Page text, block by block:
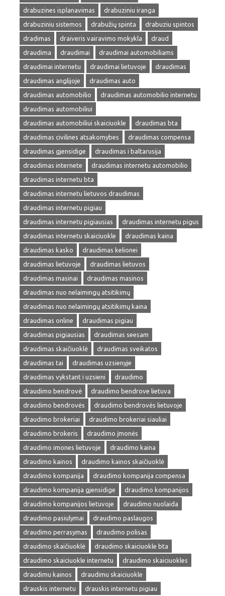
drabuzines isplanavimas
drabuziniu iranga
drabuziniu sistemos
drabužių spinta
drabuziu spintos
dradimas
draiveris vairavimo mokykla
draud
draudima
draudimai
draudimai automobiliams
draudimai internetu
draudimai lietuvoje
draudimas
draudimas anglijoje
draudimas auto
draudimas automobilio
draudimas automobilio internetu
draudimas automobiliui
draudimas automobiliui skaiciuokle
draudimas bta
draudimas civilines atsakomybes
draudimas compensa
draudimas gjensidige
draudimas i baltarusija
draudimas internete
draudimas internetu automobilio
draudimas internetu bta
draudimas internetu lietuvos draudimas
draudimas internetu pigiau
draudimas internetu pigiausias
draudimas internetu pigus
draudimas internetu skaiciuokle
draudimas kaina
draudimas kasko
draudimas kelionei
draudimas lietuvoje
draudimas lietuvos
draudimas masinai
draudimas masinos
draudimas nuo nelaimingų atsitikimų
draudimas nuo nelaimingų atsitikimų kaina
draudimas online
draudimas pigiau
draudimas pigiausias
draudimas seesam
draudimas skaičiuoklė
draudimas sveikatos
draudimas tai
draudimas uzsienyje
draudimas vykstant i uzsieni
draudimo
draudimo bendrovė
draudimo bendrove lietuva
draudimo bendrovės
draudimo bendrovės lietuvoje
draudimo brokeriai
draudimo brokeriai siauliai
draudimo brokeris
draudimo įmonės
draudimo imones lietuvoje
draudimo kaina
draudimo kainos
draudimo kainos skaičiuoklė
draudimo kompanija
draudimo kompanija compensa
draudimo kompanija gjensidige
draudimo kompanijos
draudimo kompanijos lietuvoje
draudimo nuolaida
draudimo pasiulymai
draudimo paslaugos
draudimo perrasymas
draudimo polisas
draudimo skaičiuoklė
draudimo skaiciuokle bta
draudimo skaiciuokle internetu
draudimo skaiciuokles
draudimu kainos
draudimu skaiciuokle
drauskis internetu
drauskis internetu pigiau